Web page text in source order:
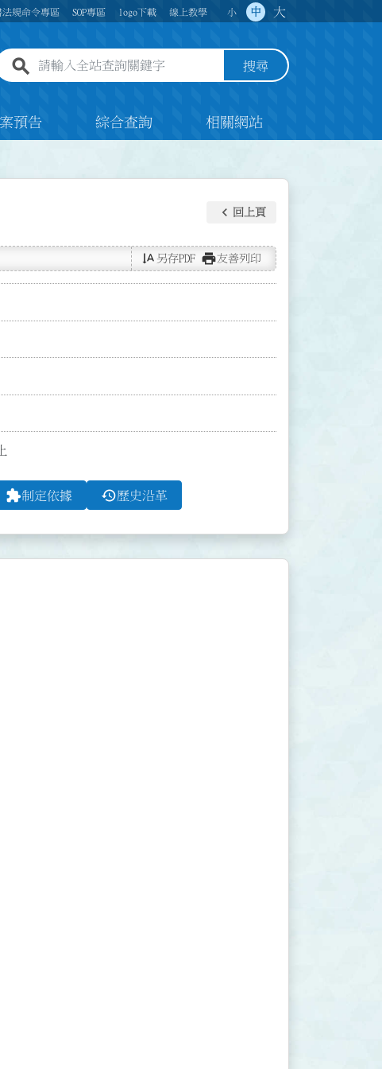
法規命令專區 SOP專區 logo下載 線上教學 小 中 大
全站查詢關鍵字欄位 搜尋
預告 綜合查詢 相關網站
keyboard_arrow_left 回上頁
text_rotate_vertical 另存PDF print友善列印
extension制定依據 history歷史沿革